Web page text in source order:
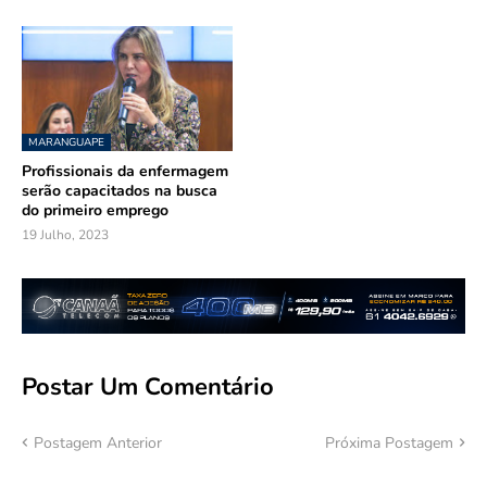
MARANGUAPE
Profissionais da enfermagem
serão capacitados na busca
do primeiro emprego
19 Julho, 2023
Postar Um Comentário
Postagem Anterior Próxima Postagem